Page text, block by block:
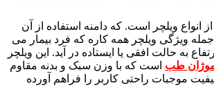
انواع ویلچر است. که دامنه استفاده از آن
ویژگی ویلچر همه کاره که فرد بیمار می
به حالت افقی یا ایستاده در آید. این ویلچر
طب است که با وزن سبک و بدنه مقاوم
موجبات راحتی کاربر را فراهم آورده